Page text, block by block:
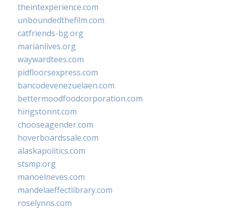
theintexperience.com
unboundedthefilm.com
catfriends-bg.org
marianlives.org
waywardtees.com
pidfloorsexpress.com
bancodevenezuelaen.com
bettermoodfoodcorporation.com
hingstonnt.com
chooseagender.com
hoverboardssale.com
alaskapolitics.com
stsmp.org
manoelneves.com
mandelaeffectlibrary.com
roselynns.com